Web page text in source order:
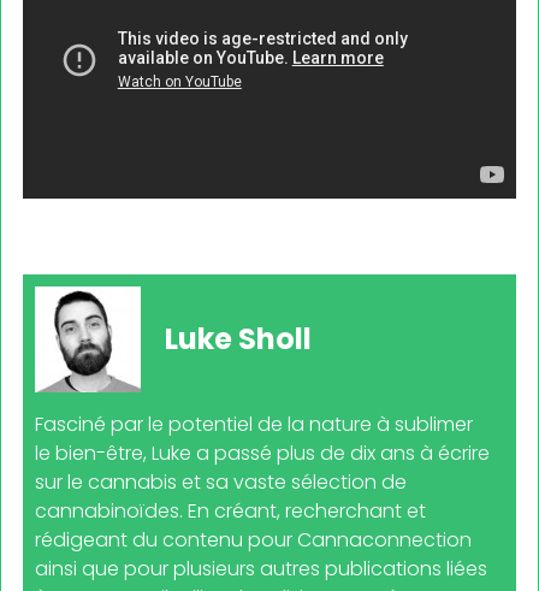
Luke Sholl
Fasciné par le potentiel de la nature à sublimer
le bien-être, Luke a passé plus de dix ans à écrire
sur le cannabis et sa vaste sélection de
cannabinoïdes. En créant, recherchant et
rédigeant du contenu pour Cannaconnection
ainsi que pour plusieurs autres publications liées